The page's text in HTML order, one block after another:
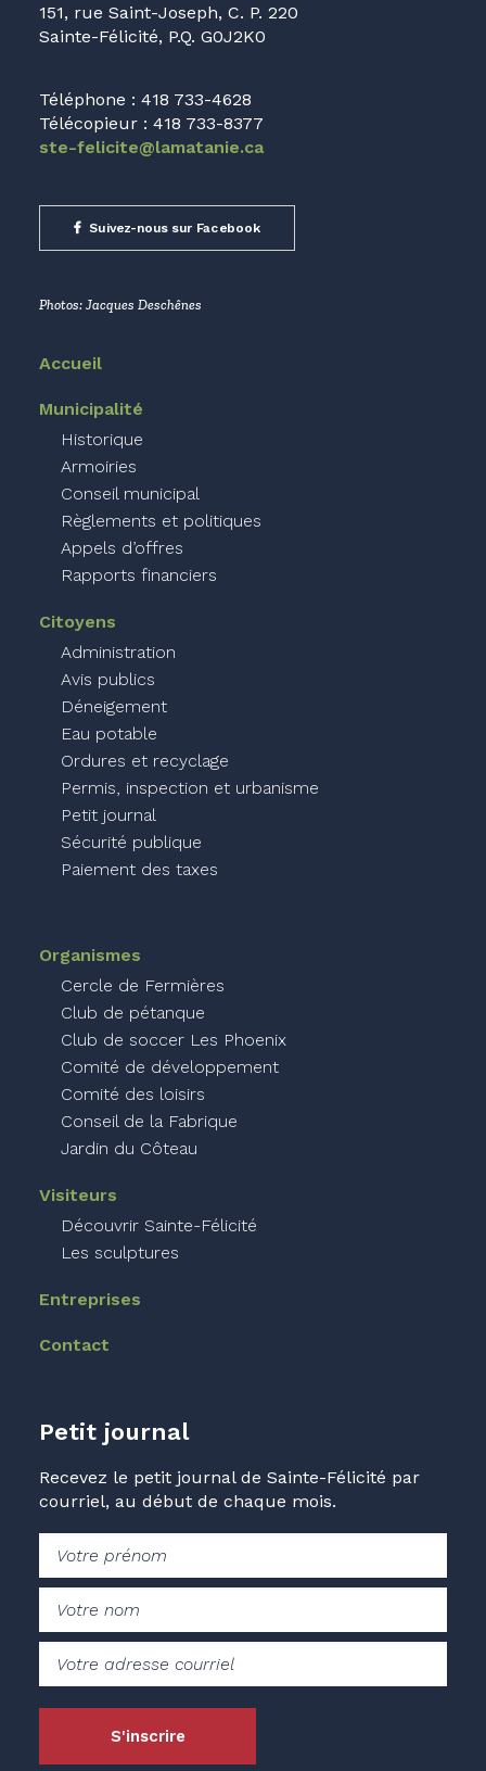
151, rue Saint-Joseph, C. P. 220
Sainte-Félicité, P.Q. G0J2K0
Téléphone : 418 733-4628
Télécopieur : 418 733-8377
ste-felicite@lamatanie.ca
Suivez-nous sur Facebook
Photos: Jacques Deschênes
Accueil
Municipalité
Historique
Armoiries
Conseil municipal
Règlements et politiques
Appels d’offres
Rapports financiers
Citoyens
Administration
Avis publics
Déneigement
Eau potable
Ordures et recyclage
Permis, inspection et urbanisme
Petit journal
Sécurité publique
Paiement des taxes
Organismes
Cercle de Fermières
Club de pétanque
Club de soccer Les Phoenix
Comité de développement
Comité des loisirs
Conseil de la Fabrique
Jardin du Côteau
Visiteurs
Découvrir Sainte-Félicité
Les sculptures
Entreprises
Contact
Petit journal
Recevez le petit journal de Sainte-Félicité par
courriel, au début de chaque mois.